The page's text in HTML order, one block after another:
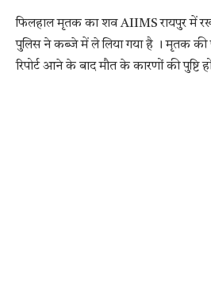
फिलहाल मृतक का शव AIIMS रायपुर में
पुलिस ने कब्जे में ले लिया गया है । मृतक की
रिपोर्ट आने के बाद मौत के कारणों की पुष्टि